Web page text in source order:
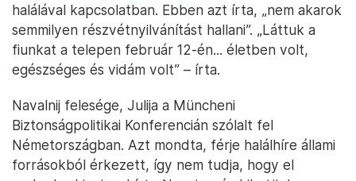
halálával kapcsolatban. Ebben azt írta, „nem akarok
semmilyen részvétnyilvánítást hallani”. „Láttuk a
fiunkat a telepen február 12-én... életben volt,
egészséges és vidám volt” – írta.
Navalnij felesége, Julija a Müncheni
Biztonságpolitikai Konferencián szólalt fel
Németországban. Azt mondta, férje halálhíre állami
forrásokból érkezett, így nem tudja, hogy el